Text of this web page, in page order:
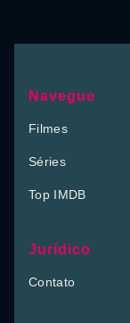
Navegue
Filmes
Séries
Top IMDB
Jurídico
Contato